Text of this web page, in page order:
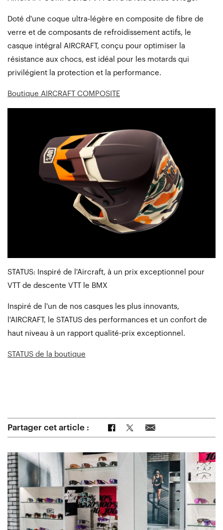
Doté d'une coque ultra-légère en composite de fibre de
verre et de composants de refroidissement actifs, le
casque intégral AIRCRAFT, conçu pour optimiser la
résistance aux chocs, est idéal pour les motards qui
privilégient la protection et la performance.
Boutique AIRCRAFT COMPOSITE
STATUS: Inspiré de l'Aircraft, à un prix exceptionnel pour
VTT de descente VTT le BMX
Inspiré de l'un de nos casques les plus innovants,
l'AIRCRAFT, le STATUS des performances et un confort de
haut niveau à un rapport qualité-prix exceptionnel.
STATUS de la boutique
Partager cet article : Partager sur Facebook
Partager sur TwitterPartager par e-mail